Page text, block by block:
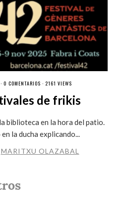
0 COMENTARIOS · 2161 VIEWS
de frikis
biblioteca en la hora del patio.
la ducha explicando...
MARITXU OLAZABAL